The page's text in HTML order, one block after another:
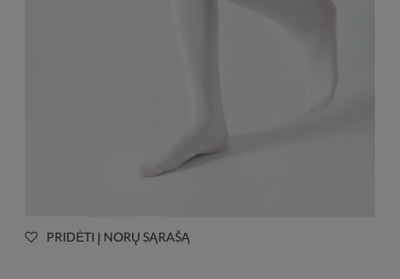
PRIDĖTI Į NORŲ SĄRAŠĄ